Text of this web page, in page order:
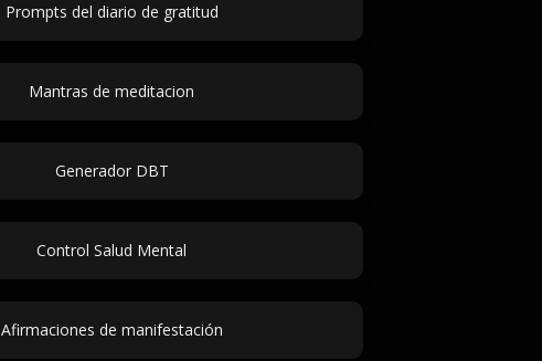
Prompts del diario de gratitud
Mantras de meditacion
Generador DBT
Control Salud Mental
Afirmaciones de manifestación